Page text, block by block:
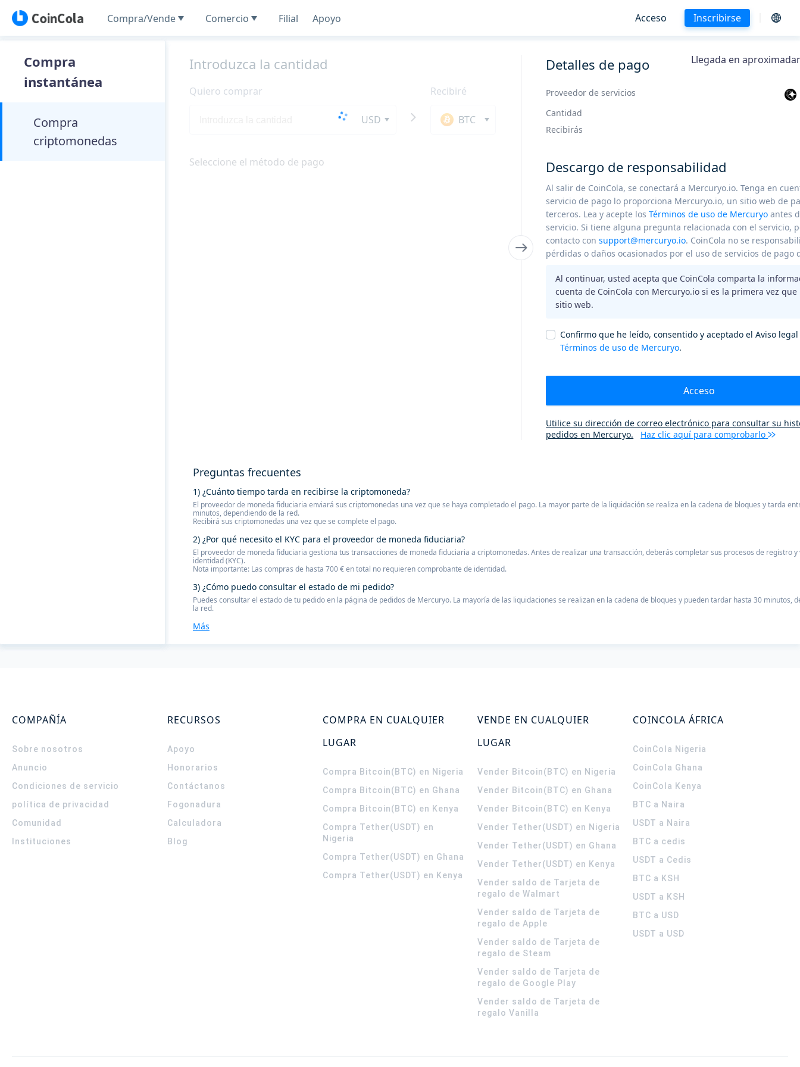
Compra/Vende Comercio Filial Apoyo Acceso Inscribirse
Compra
instantánea
Compra
criptomonedas
Introduzca la cantidad
Quiero comprar
USD
Recibiré
BTC
Seleccione el método de pago
Detalles de pago Llegada en
Proveedor de servicios
Cantidad
Recibirás
Descargo de responsabilidad
Al salir de CoinCola, se conectará a Mercuryo.io. Tenga en
servicio de pago lo proporciona Mercuryo.io, un sitio web de
terceros. Lea y acepte losTérminos de uso de Mercuryo antes
servicio. Si tiene alguna pregunta relacionada con el servicio,
contacto consupport@mercuryo.io. CoinCola no se
pérdidas o daños ocasionados por el uso de servicios de pago
Al continuar, usted acepta que CoinCola comparta la
cuenta de CoinCola con Mercuryo.io si es la primera vez
sitio web.
Confirmo que he leído, consentido y aceptado el Aviso legal
Términos de uso de Mercuryo.
Acceso
Utilice su dirección de correo electrónico para consultar su
pedidos en Mercuryo.
Haz clic aquí para comprobarlo
Preguntas frecuentes
1) ¿Cuánto tiempo tarda en recibirse la criptomoneda?
El proveedor de moneda fiduciaria enviará sus criptomonedas una vez que se haya completado el pago. La mayor parte de la liquidación se realiza en la cadena de bloques y tarda
minutos, dependiendo de la red.
Recibirá sus criptomonedas una vez que se complete el pago.
2) ¿Por qué necesito el KYC para el proveedor de moneda fiduciaria?
El proveedor de moneda fiduciaria gestiona tus transacciones de moneda fiduciaria a criptomonedas. Antes de realizar una transacción, deberás completar sus procesos de registro
identidad (KYC).
Nota importante: Las compras de hasta 700 € en total no requieren comprobante de identidad.
3) ¿Cómo puedo consultar el estado de mi pedido?
Puedes consultar el estado de tu pedido en la página de pedidos de Mercuryo. La mayoría de las liquidaciones se realizan en la cadena de bloques y pueden tardar hasta 30 minutos,
la red.
Más
COMPAÑÍA
Sobre nosotros
Anuncio
Condiciones de servicio
política de privacidad
Comunidad
Instituciones
RECURSOS
Apoyo
Honorarios
Contáctanos
Fogonadura
Calculadora
Blog
COMPRA EN CUALQUIER
LUGAR
Compra Bitcoin(BTC) en Nigeria
Compra Bitcoin(BTC) en Ghana
Compra Bitcoin(BTC) en Kenya
Compra Tether(USDT) en
Nigeria
Compra Tether(USDT) en Ghana
Compra Tether(USDT) en Kenya
VENDE EN CUALQUIER
LUGAR
Vender Bitcoin(BTC) en Nigeria
Vender Bitcoin(BTC) en Ghana
Vender Bitcoin(BTC) en Kenya
Vender Tether(USDT) en Nigeria
Vender Tether(USDT) en Ghana
Vender Tether(USDT) en Kenya
Vender saldo de Tarjeta de
regalo de Walmart
Vender saldo de Tarjeta de
regalo de Apple
Vender saldo de Tarjeta de
regalo de Steam
Vender saldo de Tarjeta de
regalo de Google Play
Vender saldo de Tarjeta de
regalo Vanilla
COINCOLA ÁFRICA
CoinCola Nigeria
CoinCola Ghana
CoinCola Kenya
BTC a Naira
USDT a Naira
BTC a cedis
USDT a Cedis
BTC a KSH
USDT a KSH
BTC a USD
USDT a USD